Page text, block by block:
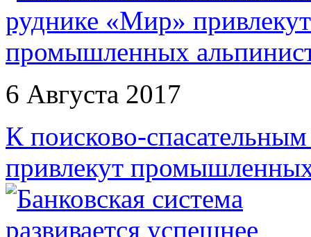
6 Августа 2017
К поисково-
привлекут